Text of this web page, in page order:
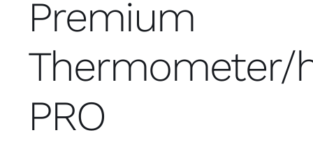
Premium
Thermometer/
PRO